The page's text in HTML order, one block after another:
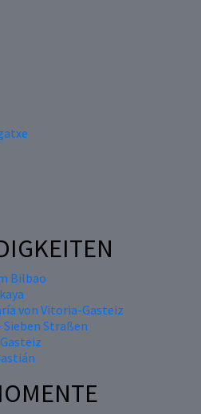
Bilbao
von Vitoria-Gasteiz
Straßen